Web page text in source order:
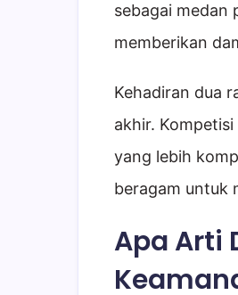
sebagai medan
memberikan
Kehadiran dua
akhir.
yang lebih
beragam untuk
Apa Arti